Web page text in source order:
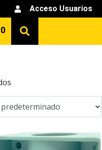
Acceso Usuarios
0